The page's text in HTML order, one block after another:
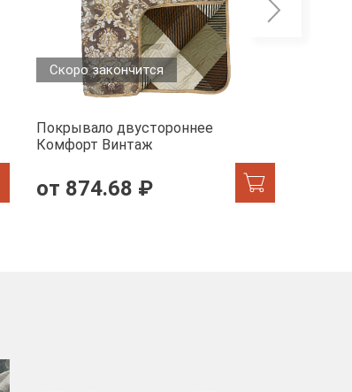
Скоро закончится
Покрывало двустороннее
Комфорт Винтаж
от 874.68 ₽